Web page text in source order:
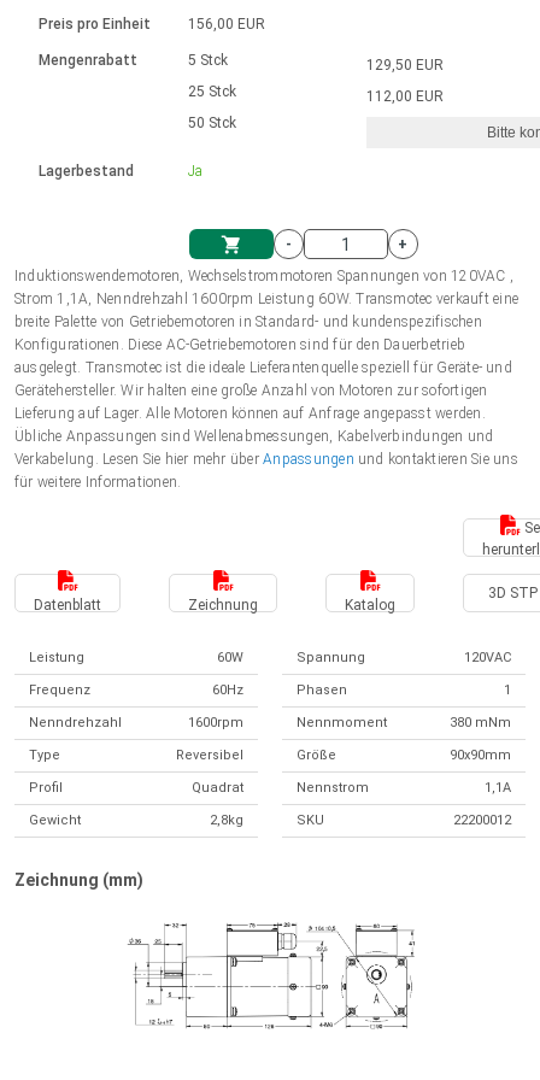
Einheitssystem
Einkaufswagen
Hubmagnete
230 - 50 Hz | 110 - 60 Hz
Drehzahlregelung für die AIS-Serie
Bürstenlose Gleichstrommotoren
mit Planetengetriebe und internem
Ø 28-42| 1-1400 rpm | <= 290Ncm
Bürstenlose DC Motor Controller
Gleichstrommotoren mit
Schneckengetriebe und Bürsten
Ø43-124mm | 31-425rpm | ≤ 41Nm
Treiber für Gleichstrommotoren mit
Synchron-Asynchron | für 1-4 Elektrozylinder
Synchron-Asynchron | für 1-4 Elektrozylinder
Français (EUR)
Polski (EUR)
Norsk (NOK)
Suomi (EUR)
Svenska (SEK)
Preis pro Einheit
Mengenrabatt
Lagerbestand
156,00 EUR
5 Stck
25 Stck
50 Stck
Ja
129,50 EUR
112,00 EUR
Bitte
-
+
Induktionswendemotoren, Wechselstrommotoren Spannungen von 120VAC ,
Strom 1,1A, Nenndrehzahl 1600rpm Leistung 60W. Transmotec verkauft eine
breite Palette von Getriebemotoren in Standard- und kundenspezifischen
Konfigurationen. Diese AC-Getriebemotoren sind für den Dauerbetrieb
ausgelegt. Transmotec ist die ideale Lieferantenquelle speziell für Geräte- und
Gerätehersteller. Wir halten eine große Anzahl von Motoren zur sofortigen
Lieferung auf Lager. Alle Motoren können auf Anfrage angepasst werden.
Übliche Anpassungen sind Wellenabmessungen, Kabelverbindungen und
Verkabelung. Lesen Sie hier mehr überAnpassungen und kontaktieren Sie uns
für weitere Informationen.
Datenblatt Zeichnung Katalog
3D STP
Leistung 60W Spannung 120VAC
Frequenz 60Hz Phasen 1
Nenndrehzahl 1600rpm Nennmoment 380 mNm
Type Reversibel Größe 90x90mm
Profil Quadrat Nennstrom 1,1A
Gewicht 2,8kg SKU 22200012
Zeichnung (mm)